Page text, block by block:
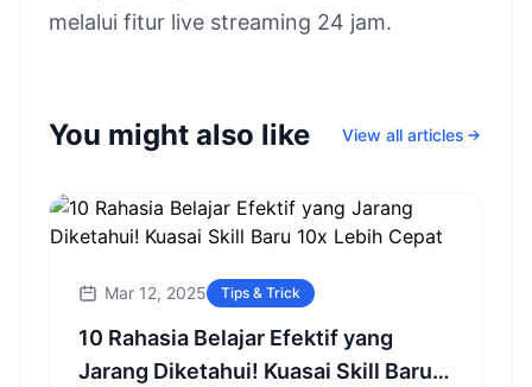
melalui fitur live streaming 24 jam.
You might also like View all articles
Mar 12, 2025 Tips & Trick
10 Rahasia Belajar Efektif yang
Jarang Diketahui! Kuasai Skill Baru